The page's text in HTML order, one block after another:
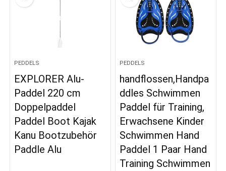
PEDDELS
EXPLORER Alu-
Paddel 220 cm
Doppelpaddel
Paddel Boot Kajak
Kanu Bootzubehör
Paddle Alu
PEDDELS
handflossen,Handpa
ddles Schwimmen
Paddel für Training,
Erwachsene Kinder
Schwimmen Hand
Paddel 1 Paar Hand
Training Schwimmen